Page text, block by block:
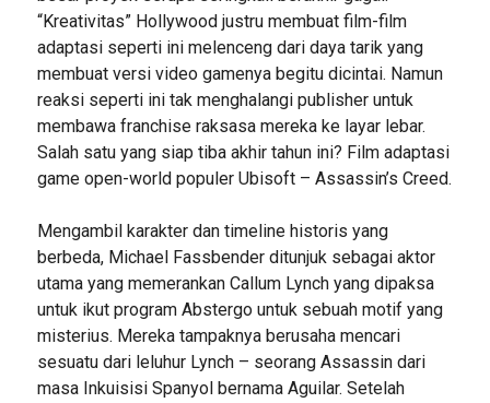
“Kreativitas” Hollywood justru membuat film-film
adaptasi seperti ini melenceng dari daya tarik yang
membuat versi video gamenya begitu dicintai. Namun
reaksi seperti ini tak menghalangi publisher untuk
membawa franchise raksasa mereka ke layar lebar.
Salah satu yang siap tiba akhir tahun ini? Film adaptasi
game open-world populer Ubisoft – Assassin’s Creed.
Mengambil karakter dan timeline historis yang
berbeda, Michael Fassbender ditunjuk sebagai aktor
utama yang memerankan Callum Lynch yang dipaksa
untuk ikut program Abstergo untuk sebuah motif yang
misterius. Mereka tampaknya berusaha mencari
sesuatu dari leluhur Lynch – seorang Assassin dari
masa Inkuisisi Spanyol bernama Aguilar. Setelah